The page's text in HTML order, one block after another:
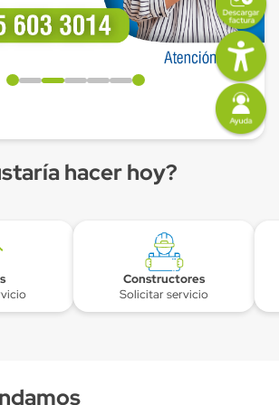
hacer hoy?
IconoImagen
Title
Constructores
Bloque descripcion
Solicitar servicio
Bloque Link
Imagen
Imagen